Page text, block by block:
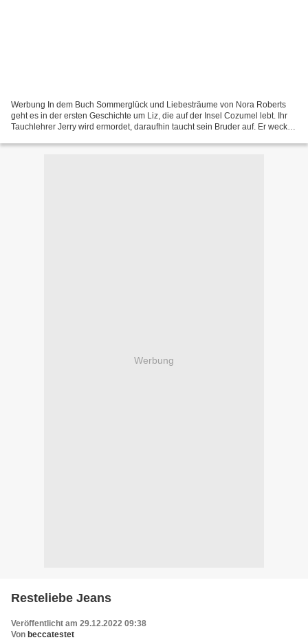
Werbung In dem Buch Sommerglück und Liebesträume von Nora Roberts
geht es in der ersten Geschichte um Liz, die auf der Insel Cozumel lebt. Ihr
Tauchlehrer Jerry wird ermordet, daraufhin taucht sein Bruder auf. Er weckt
Werbung
Resteliebe Jeans
Veröffentlicht am 29.12.2022 09:38
Von beccatestet